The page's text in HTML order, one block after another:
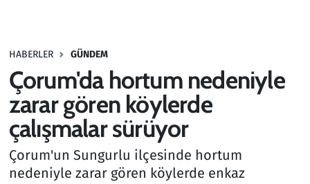
HABERLER GÜNDEM
Çorum'da hortum nedeniyle
zarar gören köylerde
çalışmalar sürüyor
Çorum'un Sungurlu ilçesinde hortum
nedeniyle zarar gören köylerde enkaz
Haber
Kültür Sanat
Kurumsal Haberler
Lezzet Durağı